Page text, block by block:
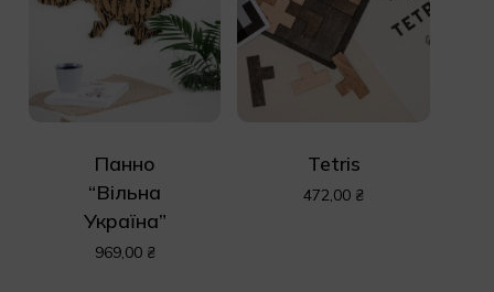
Панно
“Вільна
Україна”
969,00 ₴
Tetris
472,00 ₴